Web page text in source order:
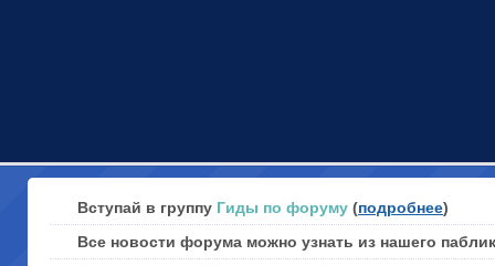
Вступай в группу Гиды по форуму (подробнее)
Все новости форума можно узнать из нашего